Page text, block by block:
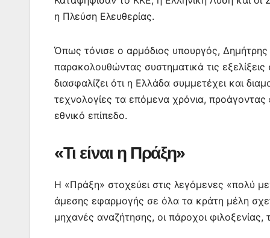
k
er
η Πλεύση Ελευθερίας.
Όπως τόνισε ο αρμόδιος υπουργός,
παρακολουθώντας συστηματικά τις
διασφαλίζει ότι η Ελλάδα συμμετέχει και
τεχνολογίες τα επόμενα χρόνια,
εθνικό επίπεδο.
«Τι είναι η Πράξη»
Η «Πράξη» στοχεύει στις λεγόμενες «πολύ
άμεσης εφαρμογής σε όλα τα κράτη μέλη
μηχανές αναζήτησης, οι πάροχοι